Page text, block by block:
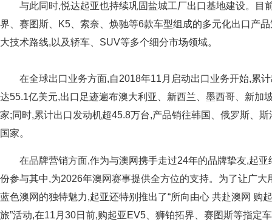
与此同时,悦达起亚也持续巩固盐城工厂出口基地建设。目
界、赛图斯、K5、索奈、焕驰等6款车型组成的多元化出口产
大技术路线,以及轿车、SUV等多个细分市场领域。
在全球出口业务方面,自2018年11月启动出口业务开始,累
达55.1亿美元,出口足迹遍布澳大利亚、新西兰、墨西哥、新加
家;同时,累计出口发动机超45.8万台,产品销往韩国、俄罗斯、
国家。
在品牌营销方面,作为与澳网携手走过24年的品牌挚友,起
份参与其中,为2026年澳网赛事提供全方位的支持。为了让广大
蓝色澳网的独特魅力,起亚还特别推出了“所向由心 共赴澳网 购
旅”活动,在11月30日前,购起亚EV5、狮铂拓界、赛图斯等指定